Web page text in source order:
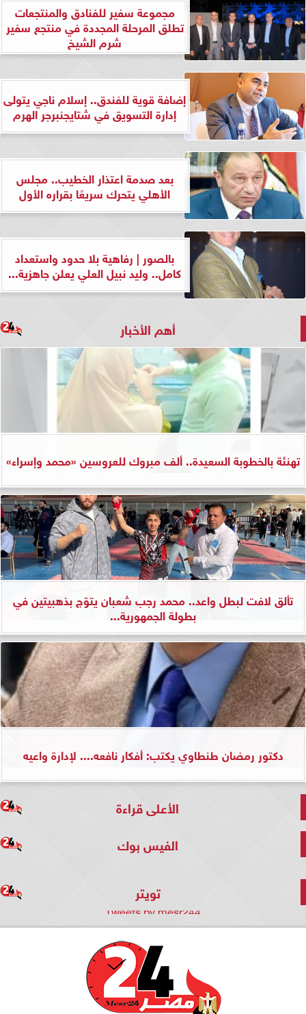
مجموعة سفير للفنادق والمنتجعات
تطلق المرحلة المجددة في منتجع سفير
شرم الشيخ
إضافة قوية للفندق.. إسلام ناجي يتولى
إدارة التسويق في شتايجنبرجر الهرم
بعد صدمة اعتذار الخطيب.. مجلس
الأهلي يتحرك سريعًا بقراره الأول
بالصور | رفاهية بلا حدود واستعداد
كامل.. وليد نبيل العلي يعلن جاهزية...
أهم الأخبار
تهنئة بالخطوبة السعيدة.. ألف مبروك للعروسين «محمد وإسراء»
تألق لافت لبطل واعد.. محمد رجب شعبان يتوّج بذهبيتين في
بطولة الجمهورية...
دكتور رمضان طنطاوي يكتب: أفكار نافعه.... لإدارة واعيه
الأعلى قراءة
الفيس بوك
تويتر
Tweets by mesr244